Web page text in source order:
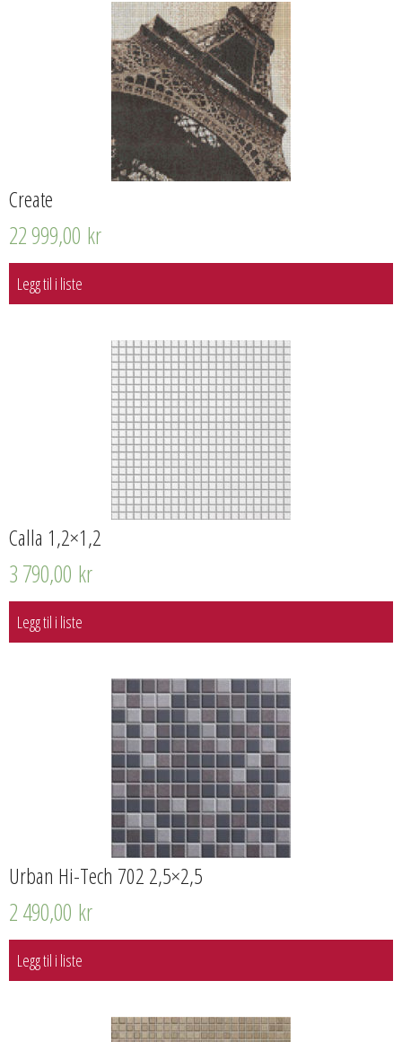
Create
22 999,00 kr
Legg til i liste
Calla 1,2×1,2
3 790,00 kr
Legg til i liste
Urban Hi-Tech 702 2,5×2,5
2 490,00 kr
Legg til i liste